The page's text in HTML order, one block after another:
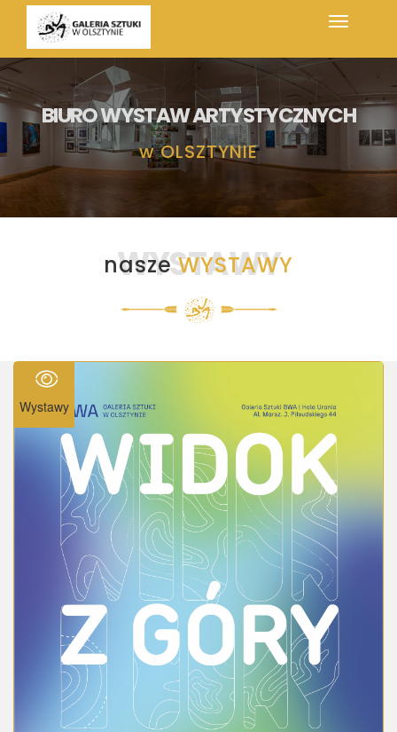
BIURO WYSTAW ARTYSTYCZNYCH
w OLSZTYNIE
WYSTAWY
naszeWYSTAWY
Wystawy